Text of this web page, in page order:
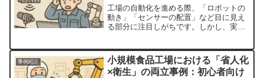
工場の自動化を進める際、「ロボットの
動き」「センサーの配置」など目に見え
る部分に注目しがちです。しかし、実は
いかないと、どんなに高性能な機械も
「動かない」「反応しない」...
事例紹介
小規模食品工場における「省人化
×衛生」の両立事例：初心者向け